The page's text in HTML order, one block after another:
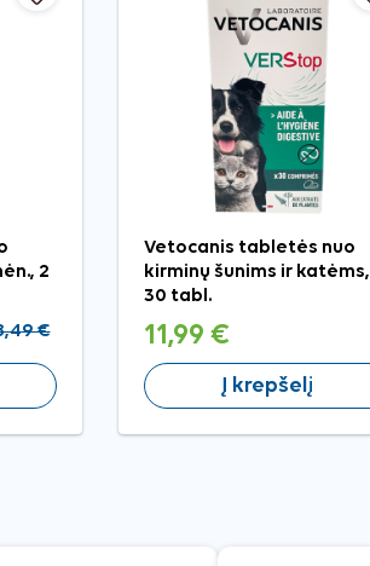
2
€
Vetocanis tabletės nuo
kirminų šunims ir katėms,
30 tabl.
11,99 €
Į krepšelį